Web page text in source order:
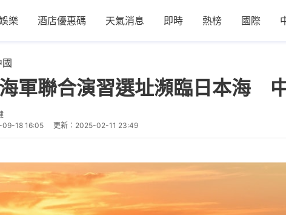
樂 酒店優惠碼 天氣消息 即時 熱榜 國際
國
軍聯合演習選址瀕臨日本海
09-18 16:05 更新： 2025-02-11 23:49